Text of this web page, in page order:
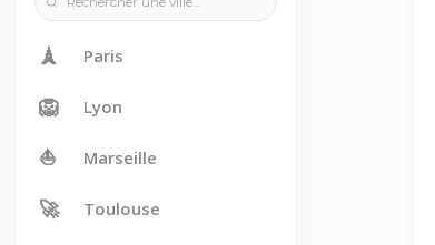
🗼 Paris
🦁 Lyon
⛵ Marseille
🚀 Toulouse